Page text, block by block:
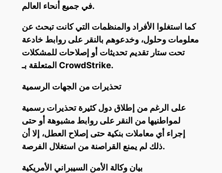
في جميع أنحاء العالم.
كما استغلوا الأفراد والمنظمات التي كانت تبحث عن
معلومات وحلول، وخدعوهم بالنقر على روابط خادعة
تحت ستار تقديم تحديثات أو إصلاحات للمشكلات
المتعلقة بـ CrowdStrike.
تحذيرات من الجهات الرسمية
على الرغم من إطلاق دول كثيرة تحذيرات رسمية
لمواطنيها من النقر على روابط مشبوهة أو حتى
إجراء أي معاملات بنكية حتى إصلاح العطل، إلا أن
ذلك لم يمنع القراصنة من استغلال الفرصة.
بيان وكالة الأمن السيبراني الأمريكية